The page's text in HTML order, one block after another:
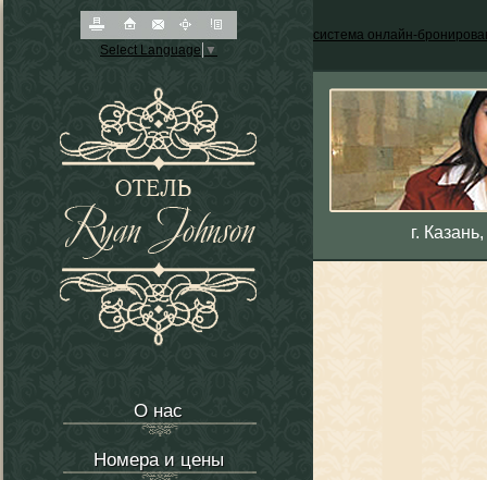
Select Language ▼
О нас
Номера и цены
система онлайн-
г.